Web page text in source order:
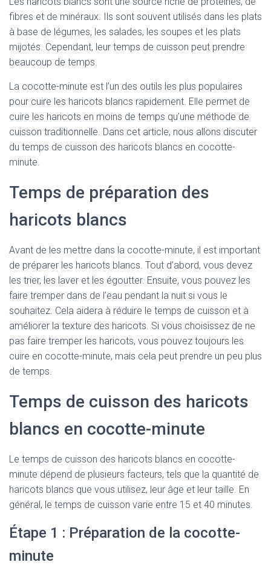
fibres et de minéraux. Ils sont souvent utilisés dans les plats
à base de légumes, les salades, les soupes et les plats
mijotés. Cependant, leur temps de cuisson peut prendre
beaucoup de temps.
La cocotte-minute est l’un des outils les plus populaires
pour cuire les haricots blancs rapidement. Elle permet de
cuire les haricots en moins de temps qu’une méthode de
cuisson traditionnelle. Dans cet article, nous allons discuter
du temps de cuisson des haricots blancs en cocotte-
minute.
Temps de préparation des
haricots blancs
Avant de les mettre dans la cocotte-minute, il est important
de préparer les haricots blancs. Tout d’abord, vous devez
les trier, les laver et les égoutter. Ensuite, vous pouvez les
faire tremper dans de l’eau pendant la nuit si vous le
souhaitez. Cela aidera à réduire le temps de cuisson et à
améliorer la texture des haricots. Si vous choisissez de ne
pas faire tremper les haricots, vous pouvez toujours les
cuire en cocotte-minute, mais cela peut prendre un peu plus
de temps.
Temps de cuisson des haricots
blancs en cocotte-minute
Le temps de cuisson des haricots blancs en cocotte-
minute dépend de plusieurs facteurs, tels que la quantité de
haricots blancs que vous utilisez, leur âge et leur taille. En
général, le temps de cuisson varie entre 15 et 40 minutes.
Étape 1 : Préparation de la cocotte-
minute